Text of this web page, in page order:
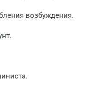
возбуждения.